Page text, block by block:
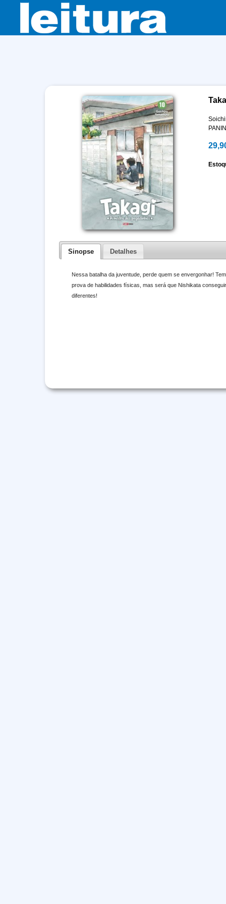
Sinopse Detalhes
Nessa batalha da juventude, perde quem se envergonhar!
prova de habilidades físicas, mas será que Nishikata
diferentes!